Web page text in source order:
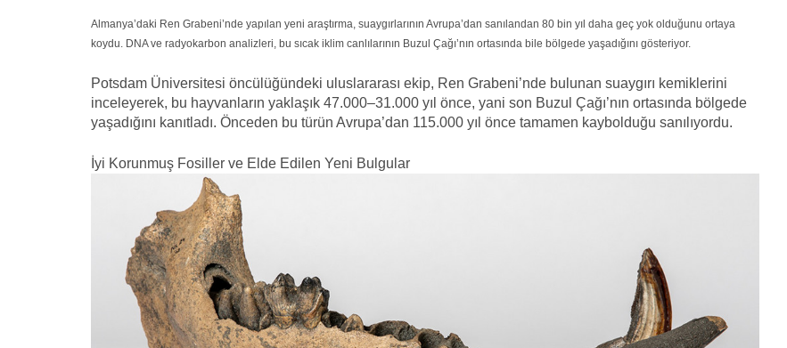
Almanya’daki Ren Grabeni’nde yapılan yeni araştırma, suaygırlarının Avrupa’dan sanılandan 80 bin yıl daha geç yok olduğunu ortaya
koydu. DNA ve radyokarbon analizleri, bu sıcak iklim canlılarının Buzul Çağı’nın ortasında bile bölgede yaşadığını gösteriyor.
Potsdam Üniversitesi öncülüğündeki uluslararası ekip, Ren Grabeni’nde bulunan suaygırı kemiklerini
inceleyerek, bu hayvanların yaklaşık 47.000–31.000 yıl önce, yani son Buzul Çağı’nın ortasında bölgede
yaşadığını kanıtladı. Önceden bu türün Avrupa’dan 115.000 yıl önce tamamen kaybolduğu sanılıyordu.
İyi Korunmuş Fosiller ve Elde Edilen Yeni Bulgular